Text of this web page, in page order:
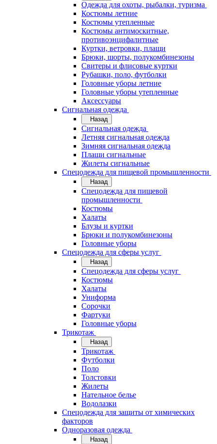
Одежда для охоты, рыбалки, туризма
Костюмы летние
Костюмы утепленные
Костюмы антимоскитные,
противоэнцифалитные
Куртки, ветровки, плащи
Брюки, шорты, полукомбинезоны
Свитеры и флисовые куртки
Рубашки, поло, футболки
Головные уборы летние
Головные уборы утепленные
Аксессуары
Сигнальная одежда
Назад
Сигнальная одежда
Летняя сигнальная одежда
Зимняя сигнальная одежда
Плащи сигнальные
Жилеты сигнальные
Спецодежда для пищевой промышленности
Назад
Спецодежда для пищевой
промышленности
Костюмы
Халаты
Блузы и куртки
Брюки и полукомбинезоны
Головные уборы
Спецодежда для сферы услуг
Назад
Спецодежда для сферы услуг
Костюмы
Халаты
Униформа
Сорочки
Фартуки
Головные уборы
Трикотаж
Назад
Трикотаж
Футболки
Поло
Толстовки
Жилеты
Нательное белье
Водолазки
Спецодежда для защиты от химических
факторов
Одноразовая одежда
Назад